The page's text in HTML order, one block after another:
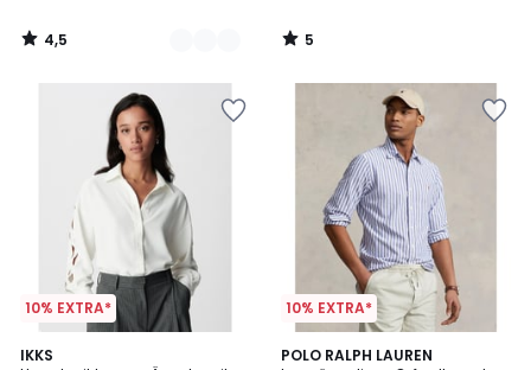
4,5
/
5
/
10% EXTRA*
IKKS
10% EXTRA*
POLO RALPH LAUREN